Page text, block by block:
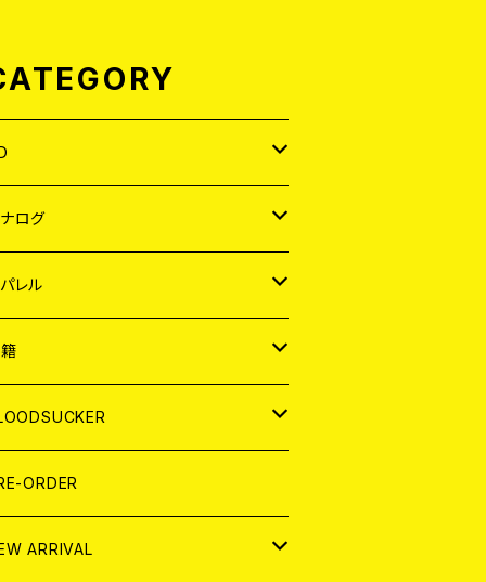
ログ
レル
ZINE
集 (PHOTOBOOK)
ログ
ORDER
ARRIVAL